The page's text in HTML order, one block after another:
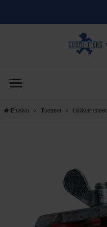
Etusivu Tuotteet Lisävarusteet